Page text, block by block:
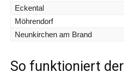
Eckental
Möhrendorf
Neunkirchen am Brand
So funktioniert der